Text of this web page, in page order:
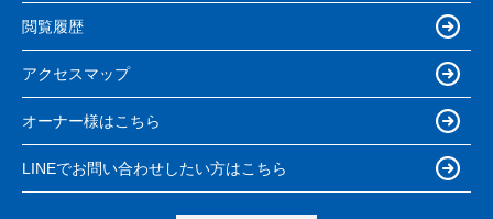
閲覧履歴
アクセスマップ
オーナー様はこちら
LINEでお問い合わせしたい方はこちら